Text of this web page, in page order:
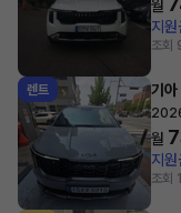
월
지원
조회
렌트 기아
월
지원
조회